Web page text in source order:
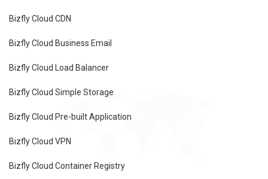
Bizfly Cloud CDN
Bizfly Cloud Business Email
Bizfly Cloud Load Balancer
Bizfly Cloud Simple Storage
Bizfly Cloud Pre-built Application
Bizfly Cloud VPN
Bizfly Cloud Container Registry